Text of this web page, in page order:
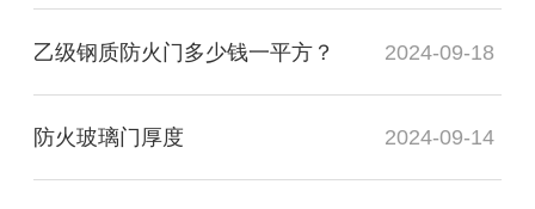
乙级钢质防火门多少钱一平方？ 2024-09-18
防火玻璃门厚度 2024-09-14